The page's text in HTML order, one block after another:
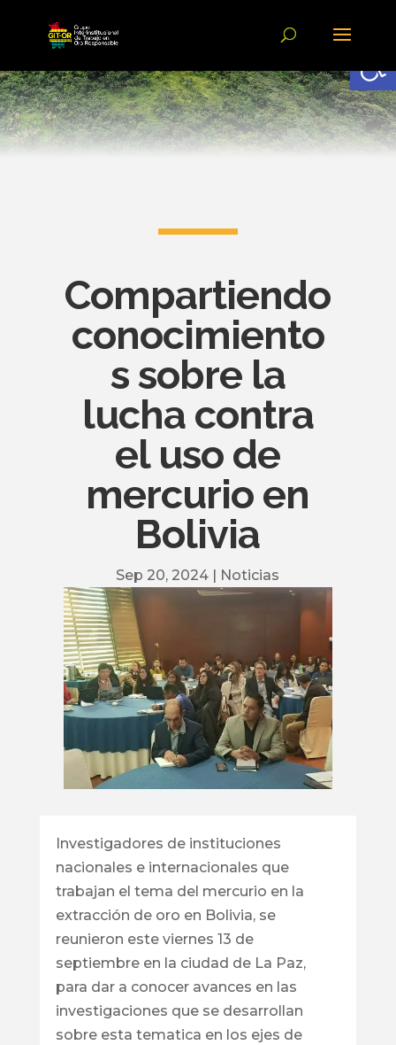
Compartiendo
conocimiento
s sobre la
lucha contra
el uso de
mercurio en
Bolivia
Sep 20, 2024 | Noticias
Investigadores de instituciones
nacionales e internacionales que
trabajan el tema del mercurio en la
extracción de oro en Bolivia, se
reunieron este viernes 13 de
septiembre en la ciudad de La Paz,
para dar a conocer avances en las
investigaciones que se desarrollan
sobre esta tematica en los ejes de